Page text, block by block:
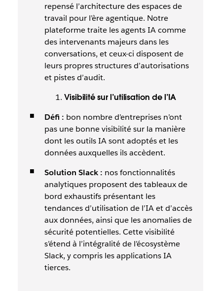
repensé l’architecture des espaces de
travail pour l’ère agentique. Notre
plateforme traite les agents IA comme
des intervenants majeurs dans les
conversations, et ceux-ci disposent de
leurs propres structures d’autorisations
et pistes d’audit.
Visibilité sur l’utilisation de l’IA
Défi : bon nombre d’entreprises n’ont
pas une bonne visibilité sur la manière
dont les outils IA sont adoptés et les
données auxquelles ils accèdent.
Solution Slack : nos fonctionnalités
analytiques proposent des tableaux de
bord exhaustifs présentant les
tendances d’utilisation de l’IA et d’accès
aux données, ainsi que les anomalies de
sécurité potentielles. Cette visibilité
s’étend à l’intégralité de l’écosystème
Slack, y compris les applications IA
tierces.